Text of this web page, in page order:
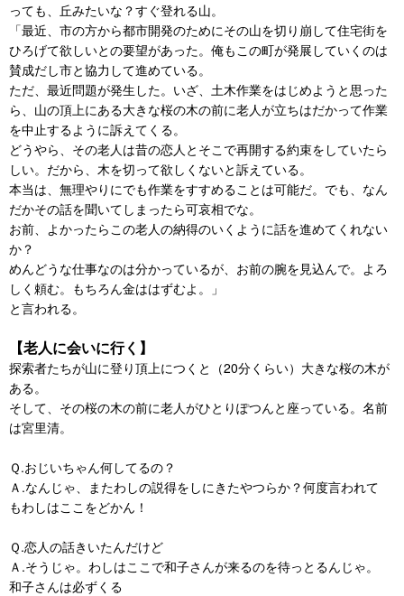
っても、丘みたいな？すぐ登れる山。
「最近、市の方から都市開発のためにその山を切り崩して住宅街を
ひろげて欲しいとの要望があった。俺もこの町が発展していくのは
賛成だし市と協力して進めている。
ただ、最近問題が発生した。いざ、土木作業をはじめようと思った
ら、山の頂上にある大きな桜の木の前に老人が立ちはだかって作業
を中止するように訴えてくる。
どうやら、その老人は昔の恋人とそこで再開する約束をしていたら
しい。だから、木を切って欲しくないと訴えている。
本当は、無理やりにでも作業をすすめることは可能だ。でも、なん
だかその話を聞いてしまったら可哀相でな。
お前、よかったらこの老人の納得のいくように話を進めてくれない
か？
めんどうな仕事なのは分かっているが、お前の腕を見込んで。よろ
しく頼む。もちろん金ははずむよ。」
と言われる。
【老人に会いに行く】
探索者たちが山に登り頂上につくと（20分くらい）大きな桜の木が
ある。
そして、その桜の木の前に老人がひとりぽつんと座っている。名前
は宮里清。
Ｑ.おじいちゃん何してるの？
Ａ.なんじゃ、またわしの説得をしにきたやつらか？何度言われて
もわしはここをどかん！
Ｑ.恋人の話きいたんだけど
Ａ.そうじゃ。わしはここで和子さんが来るのを待っとるんじゃ。
和子さんは必ずくる